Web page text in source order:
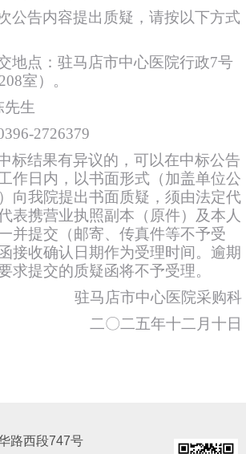
公告内容提出质疑，请按以下方式
地点：驻马店市中心医院行政7号
室）。
先生
2726379
标结果有异议的，可以在中标公告
作日内，以书面形式（加盖单位公
向我院提出书面质疑，须由法定代
表携营业执照副本（原件）及本人
并提交（邮寄、传真件等不予受
接收确认日期作为受理时间。逾期
求提交的质疑函将不予受理。
驻马店市中心医院采购科
二〇二五年十二月十日
路西段747号